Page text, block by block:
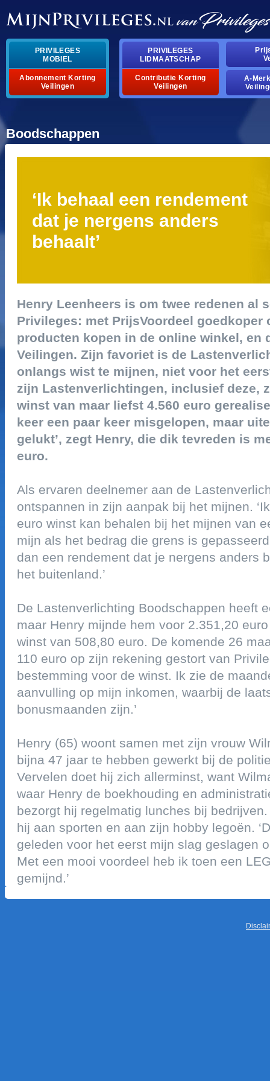
privileges
mobiel
abonnement korting
veilingen
privileges
lidmaatschap
contributie korting
veilingen
a-
boodschappen
‘ik behaal een rendement
dat je nergens anders
behaalt’
henry leenheers is om twee redenen al
privileges: met prijsvoordeel goedkoper
producten kopen in de online winkel,
veilingen. zijn favoriet is de
onlangs wist te mijnen, niet voor het
zijn lastenverlichtingen, inclusief deze,
winst van maar liefst 4.560 euro
keer een paar keer misgelopen, maar
gelukt’, zegt henry, die dik tevreden is
euro.
als ervaren deelnemer aan de
ontspannen in zijn aanpak bij het mijnen.
euro winst kan behalen bij het mijnen van
mijn als het bedrag die grens is
dan een rendement dat je nergens anders
het buitenland.’
de lastenverlichting boodschappen heeft
maar henry mijnde hem voor 2.351,20
winst van 508,80 euro. de komende 26
110 euro op zijn rekening gestort van
bestemming voor de winst. ik zie de
aanvulling op mijn inkomen, waarbij de
bonusmaanden zijn.’
henry (65) woont samen met zijn vrouw
bijna 47 jaar te hebben gewerkt bij de
vervelen doet hij zich allerminst, want
waar henry de boekhouding en
bezorgt hij regelmatig lunches bij
hij aan sporten en aan zijn hobby legoën.
geleden voor het eerst mijn slag geslagen
met een mooi voordeel heb ik toen een
gemijnd.’